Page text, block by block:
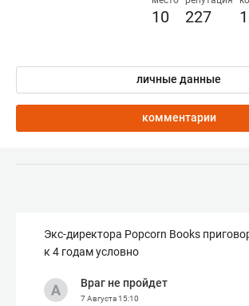
10 227
личные данные
комментарии
Экс-директора Popcorn Books
к 4 годам условно
Враг не пройдет
7 Августа15:10